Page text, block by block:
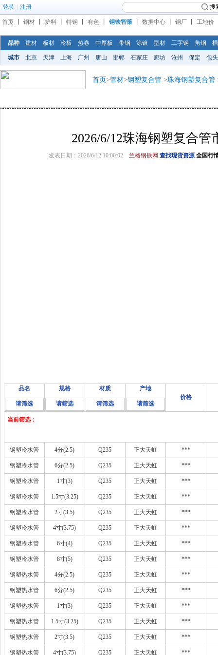
登录 注册 搜
首页 钢材 炉料 特钢 有色 钢铁智策 数据中心 钢厂 工地价
品种 建材 板材 冷板 热卷 中厚板 带钢 涂镀 型材 工字钢 角钢
城市 北京 天津 上海 广州 唐山 邯郸 石家庄 廊坊 沧州 保定 包头
首页>管材>钢塑复合管 >珠海钢塑复合管
2026/6/12珠海钢塑复合管
发表日期：2026/6/12 10:00:02 兰格钢铁网 查找现货资源 全国行
品名
请筛选
规格
请筛选
材质
请筛选
产地
请筛选
价格
当前筛选：
钢塑冷水管 4分(2.5) Q235 正大天虹 ***
钢塑冷水管 6分(2.5) Q235 正大天虹 ***
钢塑冷水管 1寸(3) Q235 正大天虹 ***
钢塑冷水管 1.5寸(3.25) Q235 正大天虹 ***
钢塑冷水管 2寸(3.5) Q235 正大天虹 ***
钢塑冷水管 4寸(3.75) Q235 正大天虹 ***
钢塑冷水管 6寸(4) Q235 正大天虹 ***
钢塑冷水管 8寸(5) Q235 正大天虹 ***
钢塑热水管 4分(2.5) Q235 正大天虹 ***
钢塑热水管 6分(2.5) Q235 正大天虹 ***
钢塑热水管 1寸(3) Q235 正大天虹 ***
钢塑热水管 1.5寸(3.25) Q235 正大天虹 ***
钢塑热水管 2寸(3.5) Q235 正大天虹 ***
钢塑热水管 4寸(3.75) Q235 正大天虹 ***